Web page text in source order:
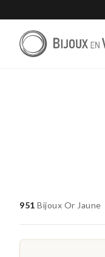
951 Bijoux Or Jaune